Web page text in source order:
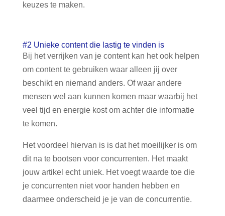
keuzes te maken.
#2 Unieke content die lastig te vinden is
Bij het verrijken van je content kan het ook helpen
om content te gebruiken waar alleen jij over
beschikt en niemand anders. Of waar andere
mensen wel aan kunnen komen maar waarbij het
veel tijd en energie kost om achter die informatie
te komen.
Het voordeel hiervan is is dat het moeilijker is om
dit na te bootsen voor concurrenten. Het maakt
jouw artikel echt uniek. Het voegt waarde toe die
je concurrenten niet voor handen hebben en
daarmee onderscheid je je van de concurrentie.